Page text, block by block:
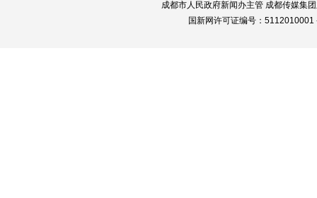
成都市人民政府新闻办主管 成都传媒集
国新网许可证编号：